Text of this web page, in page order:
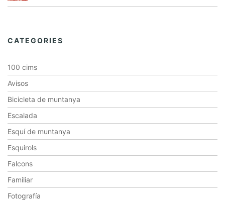
CATEGORIES
100 cims
Avisos
Bicicleta de muntanya
Escalada
Esquí de muntanya
Esquirols
Falcons
Familiar
Fotografía